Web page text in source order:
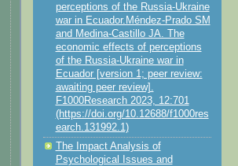
perceptions of the Russia-Ukraine
war in Ecuador.Méndez-Prado SM
and Medina-Castillo JA. The
economic effects of perceptions
of the Russia-Ukraine war in
Ecuador [version 1; peer review:
awaiting peer review].
F1000Research 2023, 12:701
(https://doi.org/10.12688/f1000res
earch.131992.1)
The Impact Analysis of
Psychological Issues and